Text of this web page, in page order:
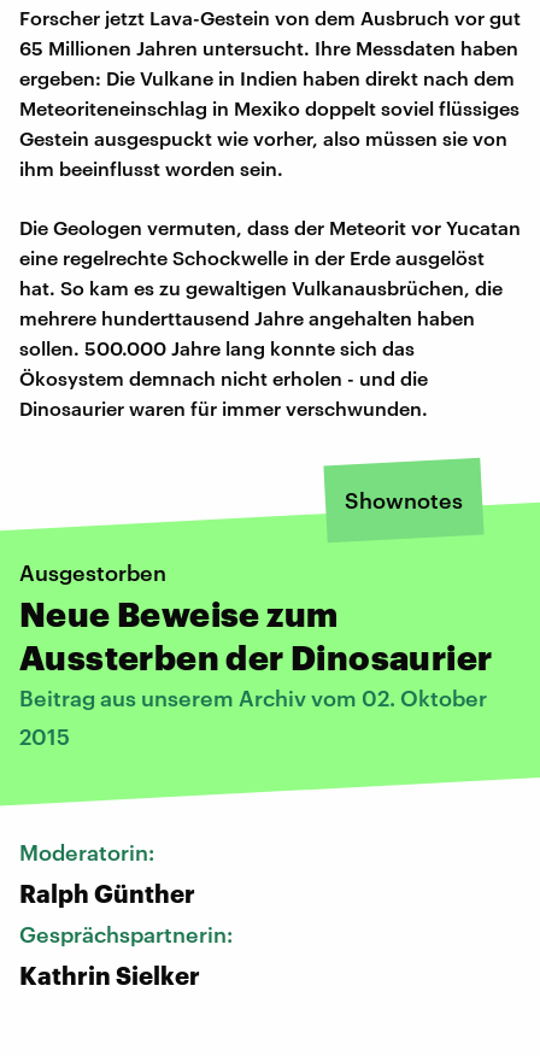
Forscher jetzt Lava-Gestein von dem Ausbruch vor gut
65 Millionen Jahren untersucht. Ihre Messdaten haben
ergeben: Die Vulkane in Indien haben direkt nach dem
Meteoriteneinschlag in Mexiko doppelt soviel flüssiges
Gestein ausgespuckt wie vorher, also müssen sie von
ihm beeinflusst worden sein.
Die Geologen vermuten, dass der Meteorit vor Yucatan
eine regelrechte Schockwelle in der Erde ausgelöst
hat. So kam es zu gewaltigen Vulkanausbrüchen, die
mehrere hunderttausend Jahre angehalten haben
sollen. 500.000 Jahre lang konnte sich das
Ökosystem demnach nicht erholen - und die
Dinosaurier waren für immer verschwunden.
Shownotes
Ausgestorben
Neue Beweise zum
Aussterben der Dinosaurier
Beitrag aus unserem Archiv vom 02. Oktober
2015
Moderatorin:
Ralph Günther
Gesprächspartnerin:
Kathrin Sielker